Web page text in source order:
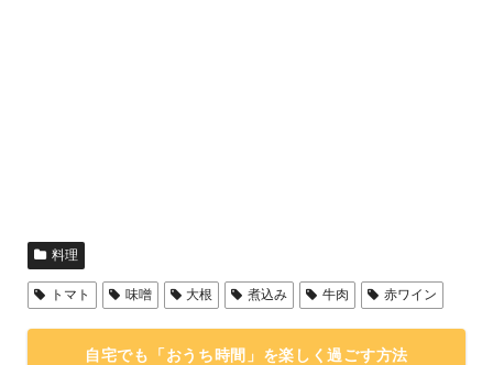
料理
トマト 味噌 大根 煮込み 牛肉 赤ワイン
自宅でも「おうち時間」を楽しく過ごす方法